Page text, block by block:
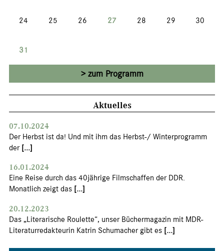
24 25 26 27 28 29 30
31
zum Programm
Aktuelles
07.10.2024
Der Herbst ist da! Und mit ihm das Herbst-/ Winterprogramm
der [...]
16.01.2024
Eine Reise durch das 40jährige Filmschaffen der DDR.
Monatlich zeigt das [...]
20.12.2023
Das „Literarische Roulette“, unser Büchermagazin mit MDR-
Literaturredakteurin Katrin Schumacher gibt es [...]